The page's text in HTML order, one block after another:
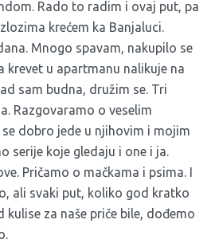
Rado to radim i ovaj put, pa
krećem ka Banjaluci.
Mnogo spavam, nakupilo se
krevet u apartmanu nalikuje na
sam budna, družim se. Tri
Razgovaramo o veselim
dobro jede u njihovim i mojim
serije koje gledaju i one i ja.
Pričamo o mačkama i psima. I
ali svaki put, koliko god kratko
kulise za naše priče bile, dođemo